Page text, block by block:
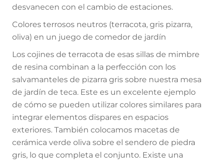
desvanecen con el cambio de estaciones.
Colores terrosos neutros (terracota, gris pizarra,
oliva) en un juego de comedor de jardín
Los cojines de terracota de esas sillas de mimbre
de resina combinan a la perfección con los
salvamanteles de pizarra gris sobre nuestra mesa
de jardín de teca. Este es un excelente ejemplo
de cómo se pueden utilizar colores similares para
integrar elementos dispares en espacios
exteriores. También colocamos macetas de
cerámica verde oliva sobre el sendero de piedra
gris, lo que completa el conjunto. Existe una